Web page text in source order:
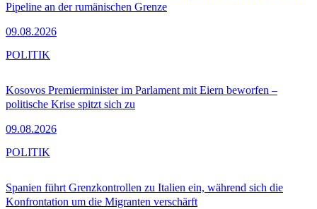
Pipeline an der rumänischen Grenze
09.08.2026
Kosovos Premierminister im Parlament mit Eiern beworfen –
politische Krise spitzt sich zu
09.08.2026
POLITIK
Spanien führt Grenzkontrollen zu Italien ein, während sich die
Konfrontation um die Migranten verschärft
POLITIK